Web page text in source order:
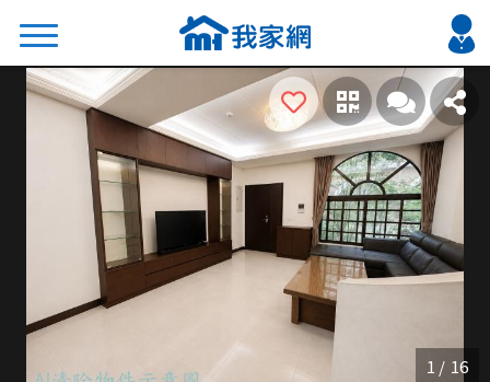
搜尋
熱門關鍵字
2026 台北降價好屋限量釋出
2026 新北降價好屋限量釋出
2026 台中降價好屋限量釋出
2026 台南降價好屋限量釋出
2026 高雄降價好屋限量釋出